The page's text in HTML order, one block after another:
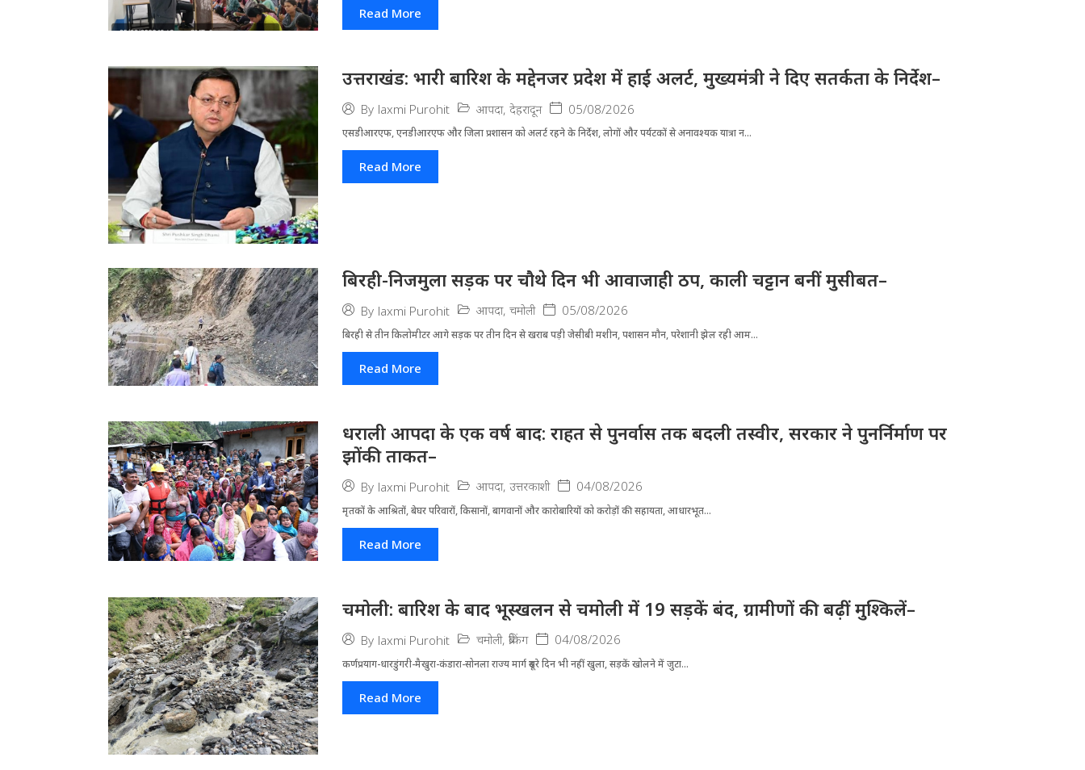
Read More
उत्तराखंड: भारी बारिश के मद्देनजर प्रदेश में हाई अलर्ट, मुख्यमंत्री ने दिए सतर्कता के निर्देश–
By laxmi Purohit आपदा, देहरादून 05/08/2026
एसडीआरएफ, एनडीआरएफ और जिला प्रशासन को अलर्ट रहने के निर्देश, लोगों और पर्यटकों से अनावश्यक यात्रा न...
Read More
बिरही-निजमुला सड़क पर चौथे दिन भी आवाजाही ठप, काली चट्टान बनीं मुसीबत–
By laxmi Purohit आपदा, चमोली 05/08/2026
बिरही से तीन किलोमीटर आगे सड़क पर तीन दिन से खराब पड़ी जेसीबी मशीन, पशासन मौन, परेशानी झेल रही आम...
Read More
धराली आपदा के एक वर्ष बाद: राहत से पुनर्वास तक बदली तस्वीर, सरकार ने पुनर्निर्माण पर
झोंकी ताकत–
By laxmi Purohit आपदा, उत्तरकाशी 04/08/2026
मृतकों के आश्रितों, बेघर परिवारों, किसानों, बागवानों और कारोबारियों को करोड़ों की सहायता, आधारभूत...
Read More
चमोली: बारिश के बाद भूस्खलन से चमोली में 19 सड़कें बंद, ग्रामीणों की बढ़ीं मुश्किलें–
By laxmi Purohit चमोली, ब्रेकिंग 04/08/2026
कर्णप्रयाग-धारडुंगरी-मैखुरा-कंडारा-सोनला राज्य मार्ग दूसरे दिन भी नहीं खुला, सड़कें खोलने में जुटा...
Read More